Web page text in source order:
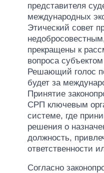
представителя
международных
Этический совет
прекращены к
вопроса
Решающий голос
будет за
Принятие
СРП ключевым
системе, где
решения о
должность,
ответственности
Согласно